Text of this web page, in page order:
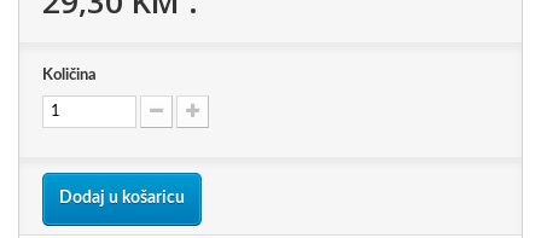
Količina
Dodaj u košaricu